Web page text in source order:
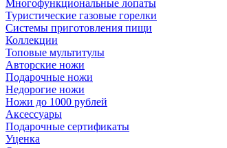
Многофункциональные лопаты
Туристические газовые горелки
Системы приготовления пищи
Коллекции
Топовые мультитулы
Авторские ножи
Подарочные ножи
Недорогие ножи
Ножи до 1000 рублей
Аксессуары
Подарочные сертификаты
Уценка